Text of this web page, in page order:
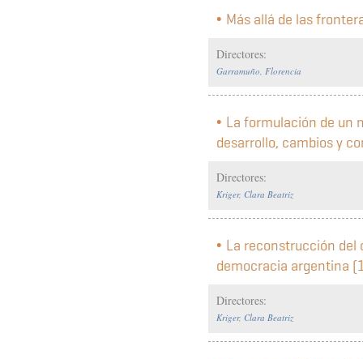
Más allá de las
Directores:
Garramuño, Florencia
La formulación de un
desarrollo, cambios y
Directores:
Kriger, Clara Beatriz
La reconstrucción del
democracia argentina
Directores:
Kriger, Clara Beatriz